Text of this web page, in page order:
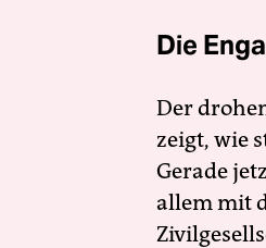
Die
Der
zeigt, wie
Gerade
allem mit